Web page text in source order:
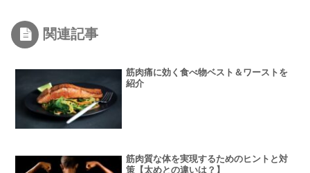
関連記事
筋肉痛に効く食べ物ベスト＆ワーストを
紹介
筋肉質な体を実現するためのヒントと対
策【太めとの違いは？】